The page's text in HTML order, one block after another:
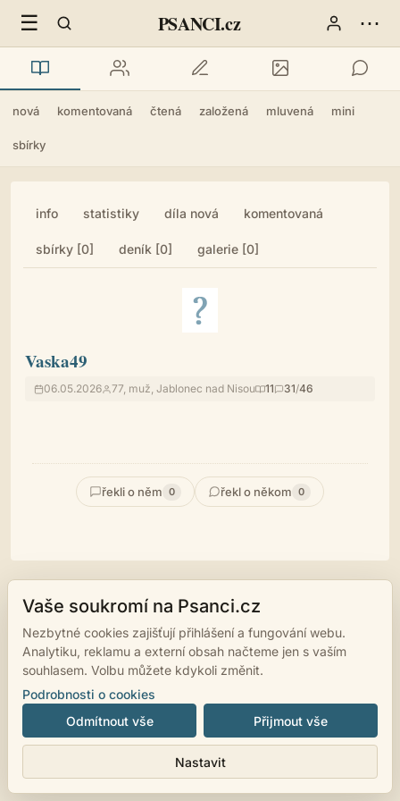
☰ PSANCI.cz ⋯
nová komentovaná čtená založená mluvená mini
sbírky
info statistiky díla nová komentovaná
sbírky [0] deník [0] galerie [0]
Vaska49
06.05.2026 77, muž, Jablonec nad Nisou 11 31/46
řekli o něm 0 řekl o někom 0
© 2007 - 2026 psanci.cz Nastavení cookies •
byLUKiO
Vaše soukromí na Psanci.cz
Nezbytné cookies zajišťují přihlášení a fungování webu.
Analytiku, reklamu a externí obsah načteme jen s vaším
souhlasem. Volbu můžete kdykoli změnit.
Podrobnosti o cookies
Odmítnout vše
Nastavit
Přijmout vše